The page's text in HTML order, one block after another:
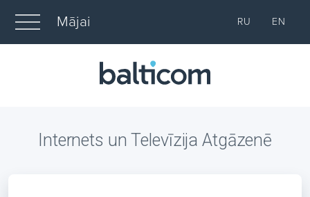
Mājai RU EN
Internets un Televīzija Atgāzenē